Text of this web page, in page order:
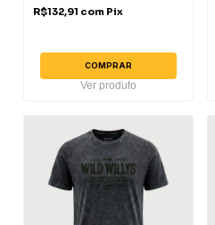
R$132,91 com Pix
COMPRAR
Ver produto